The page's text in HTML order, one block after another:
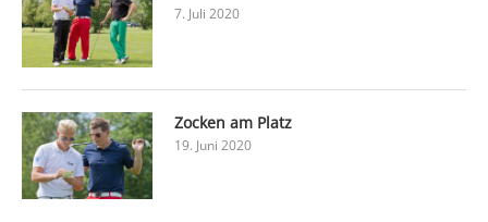
7. Juli 2020
Zocken am Platz
19. Juni 2020